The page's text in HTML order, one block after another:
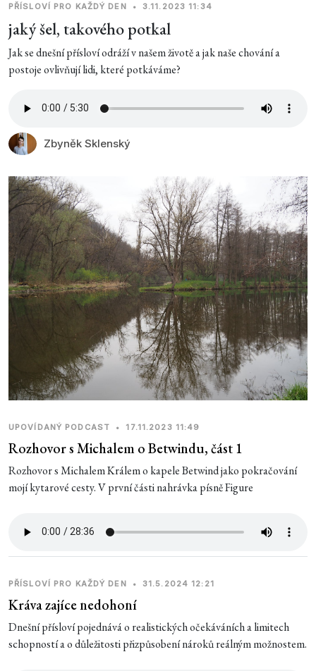
PŘÍSLOVÍ PRO KAŽDÝ DEN • 3.11.2023 11:34
jaký šel, takového potkal
Jak se dnešní přísloví odráží v našem životě a jak naše chování a
postoje ovlivňují lidi, které potkáváme?
Zbyněk Sklenský
UPOVÍDANÝ PODCAST • 17.11.2023 11:49
Rozhovor s Michalem o Betwindu, část 1
Rozhovor s Michalem Králem o kapele Betwind jako pokračování
mojí kytarové cesty. V první části nahrávka písně Figure
PŘÍSLOVÍ PRO KAŽDÝ DEN • 31.5.2024 12:21
Kráva zajíce nedohoní
Dnešní přísloví pojednává o realistických očekáváních a limitech
schopností a o důležitosti přizpůsobení nároků reálným možnostem.